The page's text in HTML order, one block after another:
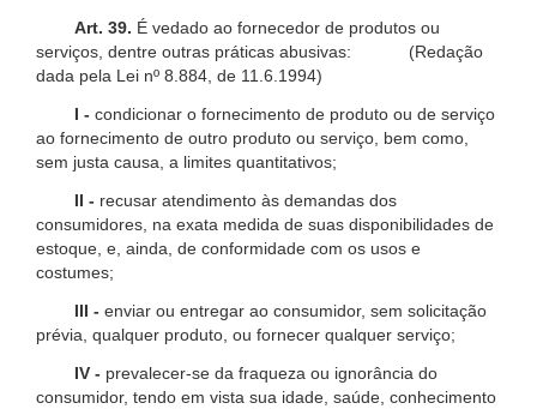
Art. 39. É vedado ao fornecedor de produtos ou
serviços, dentre outras práticas abusivas: (Redação
dada pela Lei nº 8.884, de 11.6.1994)
I - condicionar o fornecimento de produto ou de serviço
ao fornecimento de outro produto ou serviço, bem como,
sem justa causa, a limites quantitativos;
II - recusar atendimento às demandas dos
consumidores, na exata medida de suas disponibilidades de
estoque, e, ainda, de conformidade com os usos e
costumes;
III - enviar ou entregar ao consumidor, sem solicitação
prévia, qualquer produto, ou fornecer qualquer serviço;
IV - prevalecer-se da fraqueza ou ignorância do
consumidor, tendo em vista sua idade, saúde, conhecimento